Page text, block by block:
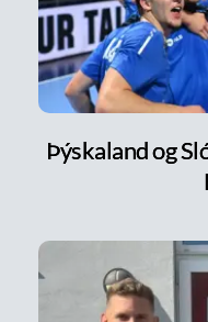
Þýskaland og